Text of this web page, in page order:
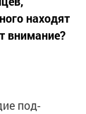
находят
внимание?
под­